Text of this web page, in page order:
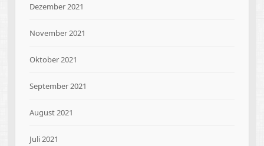
Dezember 2021
November 2021
Oktober 2021
September 2021
August 2021
Juli 2021